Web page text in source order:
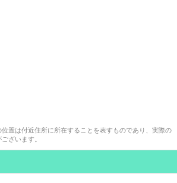
置は付近住所に所在することを表すものであり、実際の
ざいます。